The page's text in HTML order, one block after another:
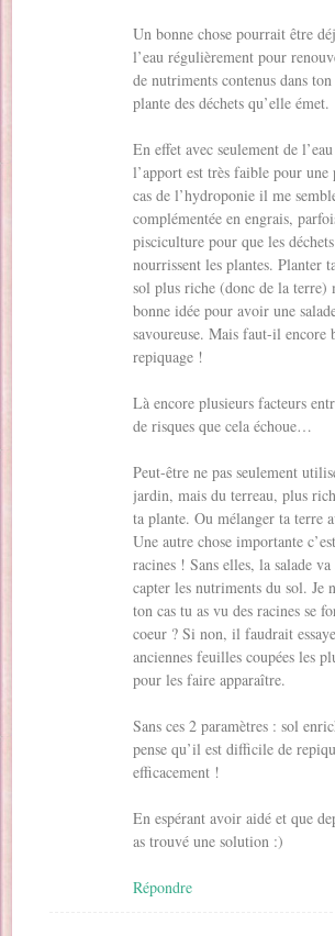
Un bonne chose pourrait être
l’eau régulièrement pour
de nutriments contenus dans
plante des déchets qu’elle émet.
En effet avec seulement de
l’apport est très faible pour une
cas de l’hydroponie il me
complémentée en engrais,
pisciculture pour que les
nourrissent les plantes. Planter
sol plus riche (donc de la terre)
bonne idée pour avoir une
savoureuse. Mais faut-il encore
repiquage !
Là encore plusieurs facteurs
de risques que cela échoue…
Peut-être ne pas seulement
jardin, mais du terreau, plus
ta plante. Ou mélanger ta terre
Une autre chose importante
racines ! Sans elles, la salade
capter les nutriments du sol. Je
ton cas tu as vu des racines se
coeur ? Si non, il faudrait
anciennes feuilles coupées les
pour les faire apparaître.
Sans ces 2 paramètres : sol
pense qu’il est difficile de
efficacement !
En espérant avoir aidé et que
as trouvé une solution :)
Répondre